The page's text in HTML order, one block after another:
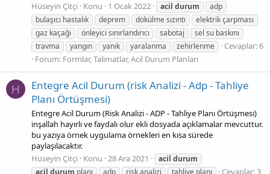
Hüseyin Çitçi Konu 1 Ocak 2022 acil durum
adp
bulaşıcı hastalık
deprem dökülme sızıntı
elektrik çarpması
gaz kaçağı
önleyici sınırlandırıcı sabotaj
sel su baskını
travma
yangın yanık yaralanma zehirlenme
Cevaplar: 6
Forum: Formlar, Talimatlar, Acil Durum Planları
H
Entegre Acil Durum (risk Analizi - Adp - Tahliye
Planı Örtüşmesi)
Entegre Acil Durum (Risk Analizi - ADP - Tahliye Planı Örtüşmesi)
inşallah hayırlı ve faydalı olur ekli dosyada açıklamalar mevcuttur.
bu yazıya örnek uygulama örnekleri en kısa sürede
paylaşılacaktır.
Hüseyin Çitçi Konu 28 Ara 2021 acil durum
Cevaplar: 3